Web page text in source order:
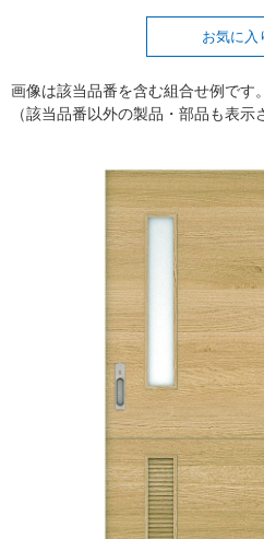
お気に入
画像は該当品番を含む組合せ例です。
（該当品番以外の製品・部品も表示